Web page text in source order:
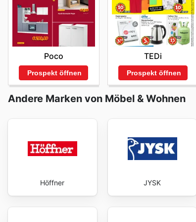
Poco
Prospekt öffnen
TEDi
Prospekt öffnen
Andere Marken von Möbel & Wohnen
Höffner JYSK